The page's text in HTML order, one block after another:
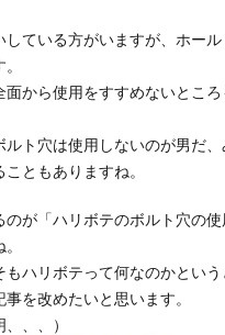
している方がいますが、ホー
から使用をすすめないとこ
ルト穴は使用しないのが男だ
ともありますね。
が「ハリボテのボルト穴の使
もハリボテって何なのかとい
を改めたいと思います。
、、）